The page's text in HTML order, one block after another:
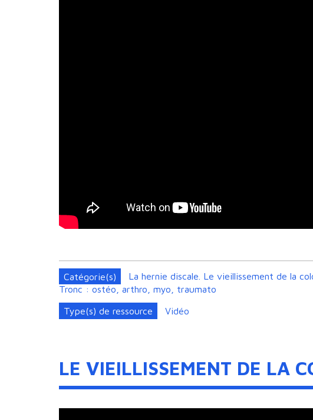
Catégorie(s) La hernie discale. Le vieillissement de la
Tronc : ostéo, arthro, myo, traumato
Type(s) de ressource Vidéo
LE VIEILLISSEMENT DE LA